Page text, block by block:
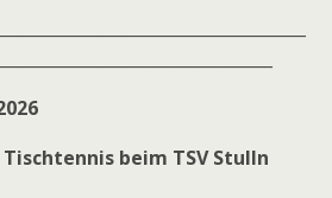
beim TSV Stulln